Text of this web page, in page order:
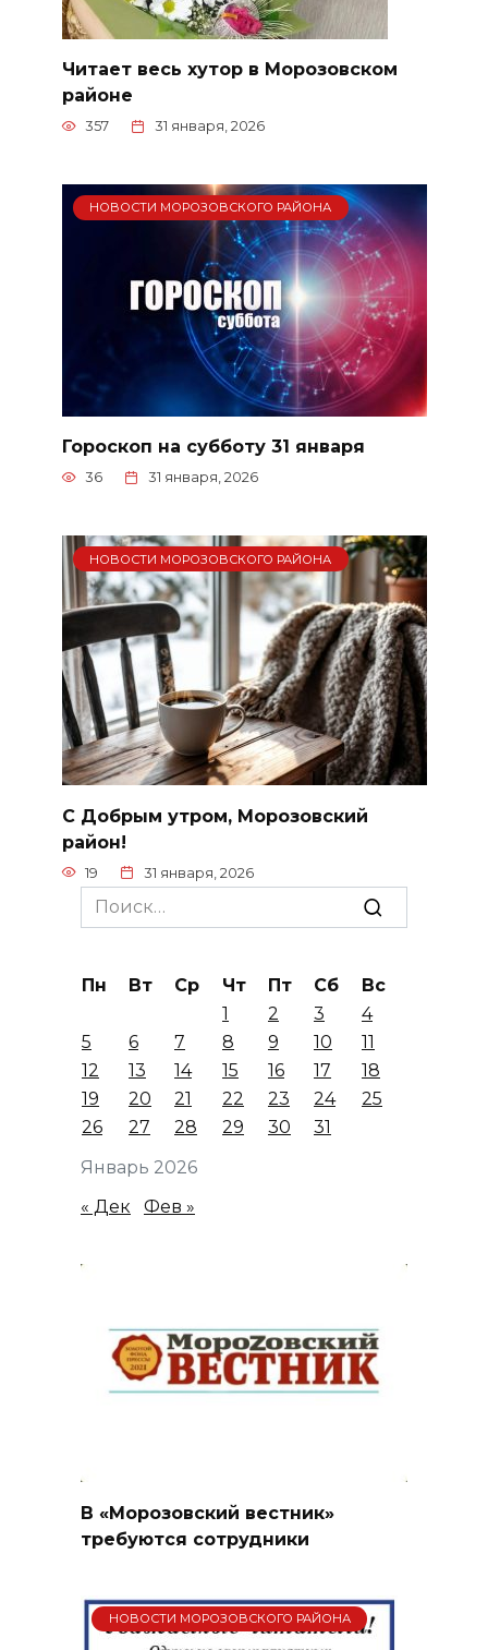
Читает весь хутор в Морозовском
районе
357 31 января, 2026
НОВОСТИ МОРОЗОВСКОГО РАЙОНА
Гороскоп на субботу 31 января
36 31 января, 2026
НОВОСТИ МОРОЗОВСКОГО РАЙОНА
С Добрым утром, Морозовский
район!
19 31 января, 2026
Search
for:
Январь 2026
Пн Вт Ср Чт Пт Сб
Вс
1
2 3
4
5
6 7 8 9 10
11
12
13 14 15 16 17
18
19
20 21 22 23 24
25
26
27 28 29 30 31
« Дек Фев »
В «Морозовский вестник»
требуются сотрудники
НОВОСТИ МОРОЗОВСКОГО РАЙОНА